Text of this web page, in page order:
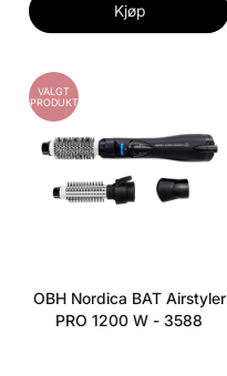
Kjøp
VALGT
PRODUKT
OBH Nordica BAT Airstyler
PRO 1200 W - 3588